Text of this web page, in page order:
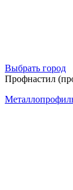
Выбрать город
Профнастил